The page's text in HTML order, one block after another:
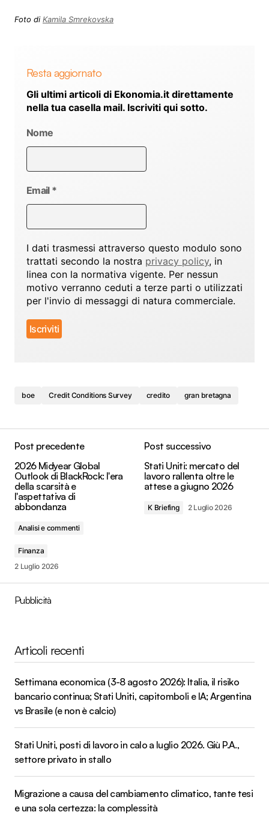
Foto di Kamila Smrekovska
Resta aggiornato
Gli ultimi articoli di Ekonomia.it direttamente
nella tua casella mail. Iscriviti qui sotto.
Nome
Email *
I dati trasmessi attraverso questo modulo sono
trattati secondo la nostra privacy policy, in
linea con la normativa vigente. Per nessun
motivo verranno ceduti a terze parti o utilizzati
per l'invio di messaggi di natura commerciale.
boe Credit Conditions Survey credito gran bretagna
Post precedente
2026 Midyear Global
Outlook di BlackRock: l'era
della scarsità e
l'aspettativa di
abbondanza
Analisi e commenti
Finanza
2 Luglio 2026
Post successivo
Stati Uniti: mercato del
lavoro rallenta oltre le
attese a giugno 2026
K Briefing 2 Luglio 2026
Pubblicità
Articoli recenti
Settimana economica (3-8 agosto 2026): Italia, il risiko
bancario continua; Stati Uniti, capitomboli e IA; Argentina
vs Brasile (e non è calcio)
Stati Uniti, posti di lavoro in calo a luglio 2026. Giù P.A.,
settore privato in stallo
Migrazione a causa del cambiamento climatico, tante tesi
e una sola certezza: la complessità